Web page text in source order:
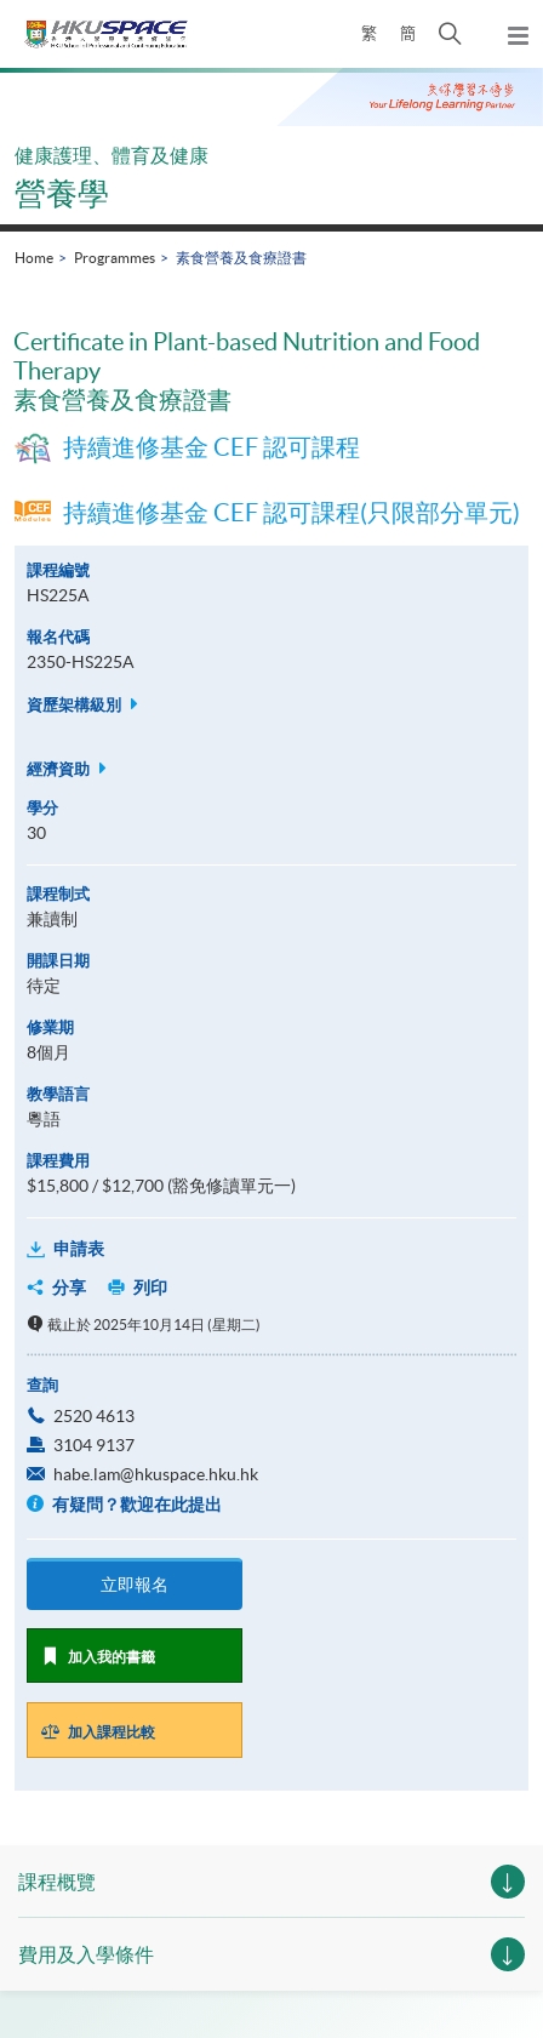
繁 簡
Open
search
panel
Main
健康護理、體育及健康
營養學
Home Programmes 素食營養及食療證書
Certificate in Plant-based Nutrition and Food
Therapy
素食營養及食療證書
持續進修基金 CEF 認可課程
持續進修基金 CEF 認可課程(只限部分單元)
課程編號
HS225A
報名代碼
2350-HS225A
資歷架構級別
經濟資助
學分
30
課程制式
兼讀制
開課日期
待定
修業期
8個月
教學語言
粵語
課程費用
$15,800 / $12,700 (豁免修讀單元一)
申請表
分享
列印
截止於 2025年10月14日 (星期二)
查詢
2520 4613
3104 9137
habe.lam@hkuspace.hku.hk
有疑問？歡迎在此提出
立即報名
加入我的書籤
加入課程比較
課程概覽
費用及入學條件